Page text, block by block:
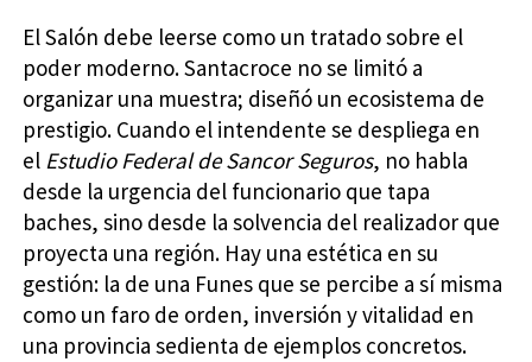
El Salón debe leerse como un tratado sobre el
poder moderno. Santacroce no se limitó a
organizar una muestra; diseñó un ecosistema de
prestigio. Cuando el intendente se despliega en
el Estudio Federal de Sancor Seguros, no habla
desde la urgencia del funcionario que tapa
baches, sino desde la solvencia del realizador que
proyecta una región. Hay una estética en su
gestión: la de una Funes que se percibe a sí misma
como un faro de orden, inversión y vitalidad en
una provincia sedienta de ejemplos concretos.